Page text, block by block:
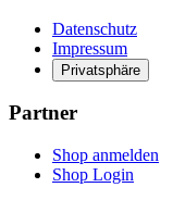
Datenschutz
Impressum
Privatsphäre
Partner
Shop anmelden
Shop Login